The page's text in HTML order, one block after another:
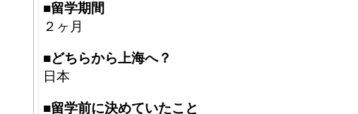
■留学期間
２ヶ月
■どちらから上海へ？
日本
■留学前に決めていたこと